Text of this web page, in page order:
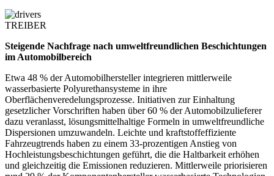
TREIBER
Steigende Nachfrage nach umweltfreundlichen Beschichtungen
im Automobilbereich
Etwa 48 % der Automobilhersteller integrieren mittlerweile
wasserbasierte Polyurethansysteme in ihre
Oberflächenveredelungsprozesse. Initiativen zur Einhaltung
gesetzlicher Vorschriften haben über 60 % der Automobilzulieferer
dazu veranlasst, lösungsmittelhaltige Formeln in umweltfreundliche
Dispersionen umzuwandeln. Leichte und kraftstoffeffiziente
Fahrzeugtrends haben zu einem 33-prozentigen Anstieg von
Hochleistungsbeschichtungen geführt, die die Haltbarkeit erhöhen
und gleichzeitig die Emissionen reduzieren. Mittlerweile priorisieren